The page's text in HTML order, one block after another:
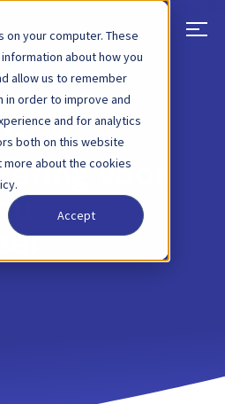
your computer. These
about how you
allow us to remember
in order to improve and
and for analytics
both on this website
more about the cookies
Accept
5 NOVEMBER 2021
voor